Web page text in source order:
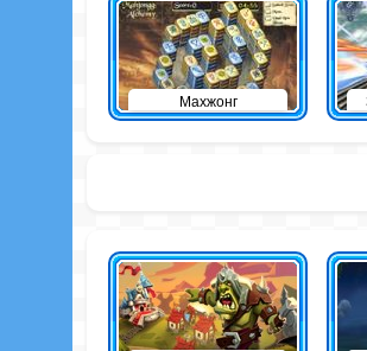
Махжонг